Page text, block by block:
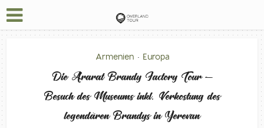
Armenien • Europa
Die Ararat Brandy Factory Tour –
Besuch des Museums inkl. Verkostung des
legendären Brandys in Yerevan